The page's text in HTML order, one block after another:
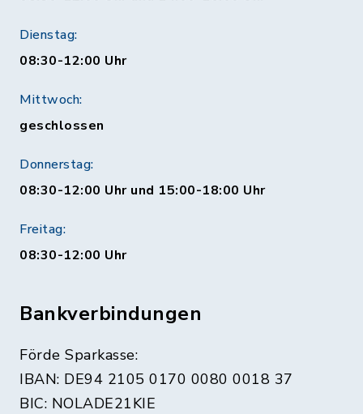
Dienstag:
08:30-12:00 Uhr
Mittwoch:
geschlossen
Donnerstag:
08:30-12:00 Uhr und 15:00-18:00 Uhr
Freitag:
08:30-12:00 Uhr
Bankverbindungen
Förde Sparkasse:
IBAN: DE94 2105 0170 0080 0018 37
BIC: NOLADE21KIE